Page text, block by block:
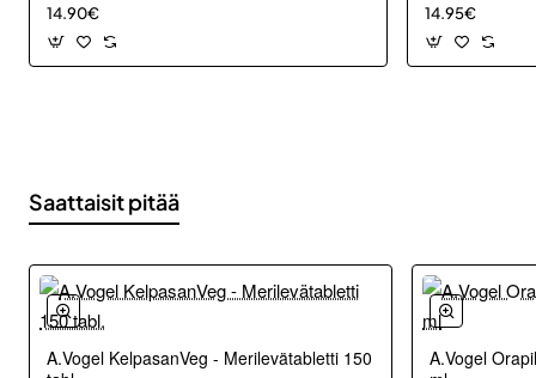
14.90€ 14.95€
Saattaisit pitää
A.Vogel KelpasanVeg - Merilevätabletti 150
A.Vogel